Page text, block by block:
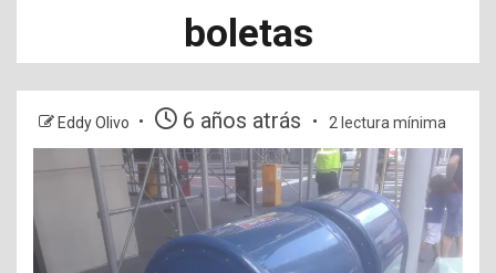
boletas
Eddy Olivo 6 años atrás 2 lectura mínima